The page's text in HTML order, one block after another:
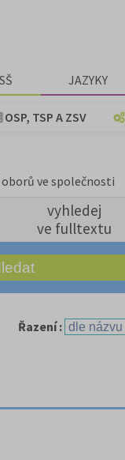
JAZYKY
OSP, TSP A ZSV
ve společnosti
vyhledej
ve fulltextu
Řazení :